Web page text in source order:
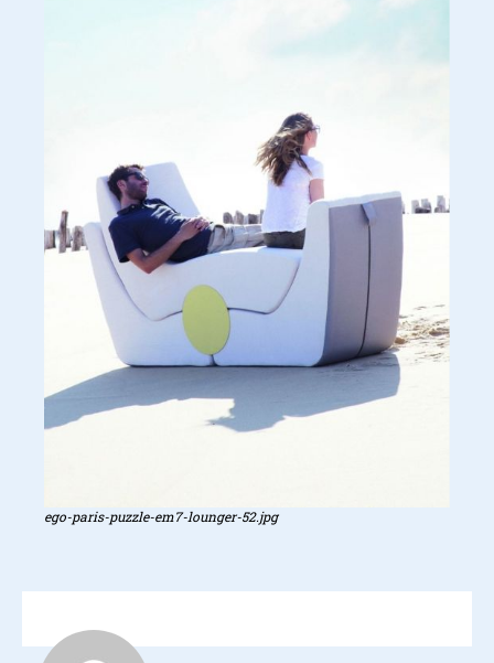
ego-paris-puzzle-em7-lounger-52.jpg